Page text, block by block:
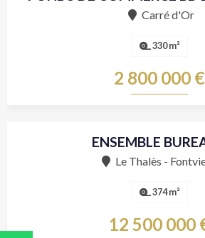
Carré d'Or
330 m²
2 800 000 €
ENSEMBLE
Le Thalès -
374 m²
12 500 000